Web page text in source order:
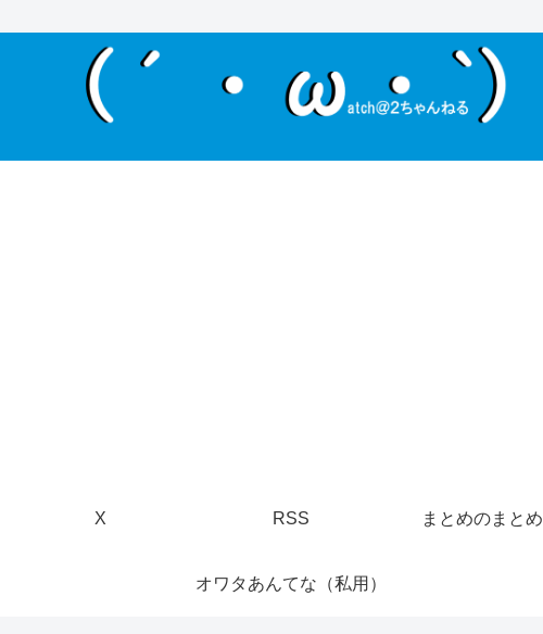
X RSS まとめのまとめ
オワタあんてな（私用）